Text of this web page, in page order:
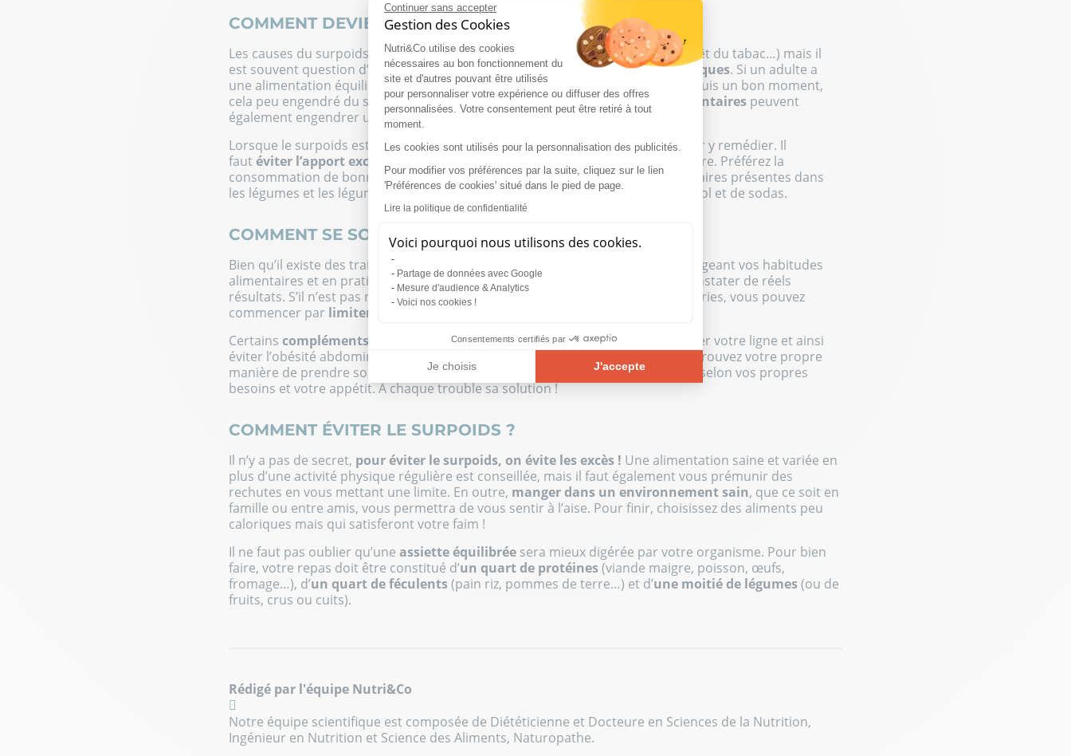
Continuer sans accepter
Gestion des Cookies
Nutri&Co utilise des cookies
nécessaires au bon fonctionnement du
site et d'autres pouvant être utilisés
pour personnaliser votre expérience ou diffuser des offres
personnalisées. Votre consentement peut être retiré à tout
moment.
Les cookies sont utilisés pour la personnalisation des publicités.
Pour modifier vos préférences par la suite, cliquez sur le lien
'Préférences de cookies' situé dans le pied de page.
Lire la politique de confidentialité
Voici pourquoi nous utilisons des cookies.
Partage de données avec Google
Mesure d'audience & Analytics
Voici nos cookies !
Consentements certifiés par
Je choisis J'accepte
Axeptio consent
Plateforme de Gestion du Consentement : Personnalisez vos Options
Notre plateforme vous permet d'adapter et de gérer vos paramètres de confidentialité, en garantissant la conformité avec
COMMENT DEVIENT-ON EN SURPOIDS ?
Les causes du surpoids peuvent être multiples (troubles anxieux, mal-être, arrêt du tabac…) mais il
est souvent question d’undéséquilibre entre nutrition et dépenses énergétiques. Si un adulte a
une alimentation équilibrée, mais qu’il ne pratique plus d’activité physique depuis un bon moment,
cela peu engendré du surpoids. Lesgrignotageset certaineshabitudes alimentaires peuvent
également engendrer une prise de poids soudaine.
Lorsque le surpoids est lié à l’alimentation, il existe dessolutions simplespour y remédier. Il
fautéviter l’apport excessif en matières grasses
, en mauvais lipides et en sucre. Préférez la
consommation de bonnes graisses (acides gras insaturés) et de fibres alimentaires présentes dans
les légumes et les légumineuses. Faites attention à votre consommation d’alcool et de sodas.
COMMENT SE SOIGNER ?
Bien qu’il existe des traitements médicamenteux adaptés au surpoids, en changeant vos habitudes
alimentaires et en pratiquant une activité physique régulière, vous pourrez constater de réels
résultats. S’il n’est pas nécessaire, dans la plupart des cas, de compter ses calories, vous pouvez
commencer par limiter les aliments riches en sucre, en gras et en sel
Certains compléments alimentairespeuvent également vous aider à retrouver votre ligne et ainsi
éviter l’obésité abdominale.
, trouvez votre propre
manière de prendre soin de votre corps. Optez pour la formule de votre choix selon vos propres
besoins et votre appétit. À chaque trouble sa solution !
COMMENT ÉVITER LE SURPOIDS ?
Il n’y a pas de secret, pour éviter le surpoids, on évite les excès ! Une alimentation saine et variée en
plus d’une activité physique régulière est conseillée, mais il faut également vous prémunir des
rechutes en vous mettant une limite. En outre, manger dans un environnement sain, que ce soit en
famille ou entre amis, vous permettra de vous sentir à l’aise. Pour finir, choisissez des aliments peu
caloriques mais qui satisferont votre faim !
Il ne faut pas oublier qu’une assiette équilibrée sera mieux digérée par votre organisme. Pour bien
faire, votre repas doit être constitué d’un quart de protéines(viande maigre, poisson, œufs,
fromage…), d’un quart de féculents(pain riz, pommes de terre…) et d’une moitié de légumes(ou de
fruits, crus ou cuits).
Rédigé par l'équipe Nutri&Co
Notre équipe scientifique est composée de Diététicienne et Docteure en Sciences de la Nutrition,
Ingénieur en Nutrition et Science des Aliments, Naturopathe.